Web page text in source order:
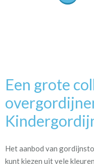
Een grote
Het aanbod van
kunt kiezen uit vele